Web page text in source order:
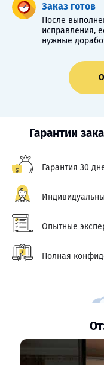
Заказ готов
После
исправления,
нужные
Гарантии
Гарантия 30
Опытные
Полная